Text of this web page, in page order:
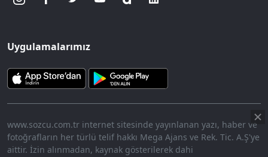
Uygulamalarımız
www.sozcu.com.tr internet sitesinde yayınlanan yazı, haber ve
fotoğrafların her türlü telif hakkı Mega Ajans ve Rek. Tic. A.Ş'ye
aittir. İzin alınmadan, kaynak gösterilerek dahi